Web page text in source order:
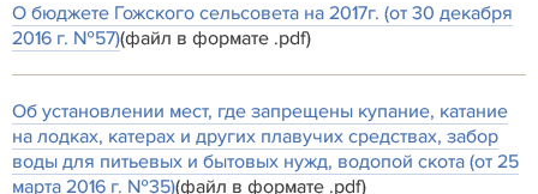
О бюджете Гожского сельсовета на 2017г. (от 30 декабря
2016 г. №57)(файл в формате .pdf)
Об установлении мест, где запрещены купание, катание
на лодках, катерах и других плавучих средствах, забор
воды для питьевых и бытовых нужд, водопой скота (от 25
марта 2016 г. №35)(файл в формате .pdf)